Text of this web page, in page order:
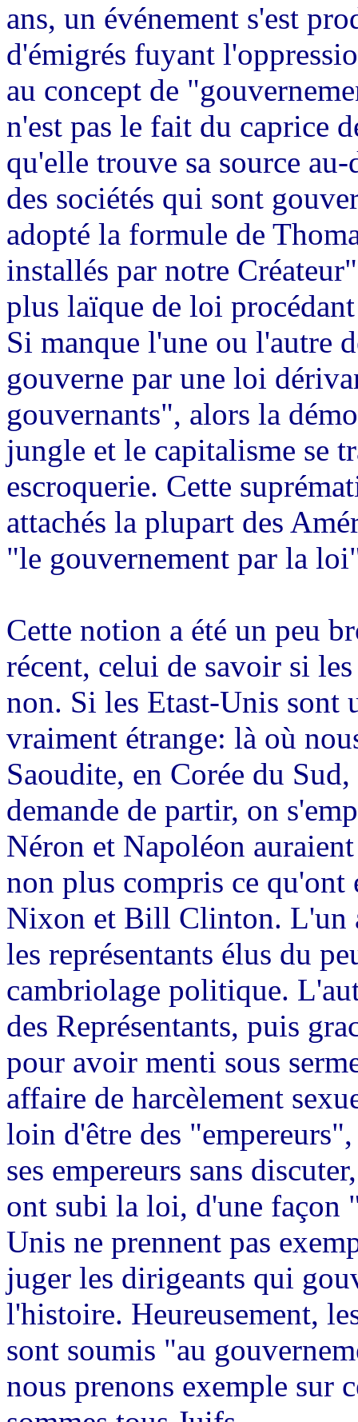
ans, un événement s'est
d'émigrés fuyant
au concept de
n'est pas le fait du caprice
qu'elle trouve sa source
des sociétés qui sont
adopté la formule de
installés par notre
plus laïque de loi
Si manque l'une ou l'autre
gouverne par une loi
gouvernants", alors la
jungle et le capitalisme se
escroquerie. Cette
attachés la plupart des
"le gouvernement par la
Cette notion a été un peu
récent, celui de savoir si
non. Si les Etast-Unis sont
vraiment étrange: là où
Saoudite, en Corée du
demande de partir, on
Néron et Napoléon
non plus compris ce qu'ont
Nixon et Bill Clinton. L'un
les représentants élus du
cambriolage politique.
des Représentants, puis
pour avoir menti sous
affaire de harcèlement
loin d'être des
ses empereurs sans
ont subi la loi, d'une
Unis ne prennent pas
juger les dirigeants qui
l'histoire. Heureusement,
sont soumis "au
nous prenons exemple sur